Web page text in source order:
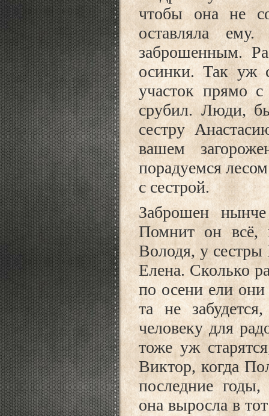
чтобы она не
оставляла
заброшенным.
осинки. Так уж
участок прямо
срубил. Люди,
сестру
вашем
порадуемся
с сестрой.
Заброшен
Помнит он всё,
Володя, у
Елена. Сколько
по осени ели
та не
человеку для
тоже уж
Виктор, когда
последние
она выросла в